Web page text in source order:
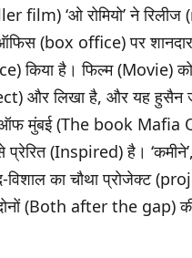
film) ‘ओ रोमियो’ ने
(box office) पर
किया है। फिल्म (Movie) को
और लिखा है, और यह हुसैन
ऑफ मुंबई (The book Mafia
(Inspired) है। ‘कमीने’,
विशाल का चौथा प्रोजेक्ट
(Both after the gap)